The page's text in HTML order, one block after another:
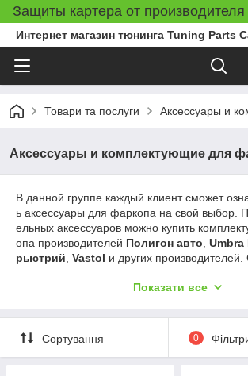
Защиты картера от
Интернет магазин тюнинга Tuning Parts
Товари та послуги Аксессуары и
Аксессуары и комплектующие для
В данной группе каждый клиент сможет
ь аксессуары для фаркопа на свой выбор.
ельных аксессуаров можно купить
опа производителей Полигон авто Umbra
рыстрий Vastol и других
ные вставки к фаркопам американского
шаров, крюки фаркопов, вставки ступеньки,
ы, колпачки на шар и много других позиций.
Показати все
Сортування 0